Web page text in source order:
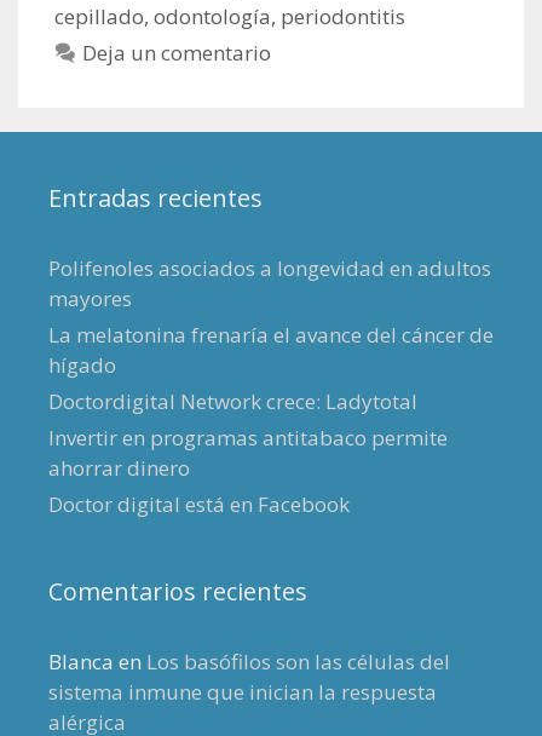
cepillado, odontología, periodontitis
Deja un comentario
Entradas recientes
Polifenoles asociados a longevidad en adultos
mayores
La melatonina frenaría el avance del cáncer de
hígado
Doctordigital Network crece: Ladytotal
Invertir en programas antitabaco permite
ahorrar dinero
Doctor digital está en Facebook
Comentarios recientes
Blanca en Los basófilos son las células del
sistema inmune que inician la respuesta
alérgica